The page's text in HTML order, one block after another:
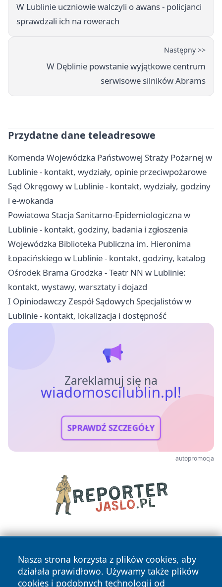
W Lublinie uczniowie walczyli o awans - policjanci
sprawdzali ich na rowerach
Następny >>
W Dęblinie powstanie wyjątkowe centrum
serwisowe silników Abrams
Przydatne dane teleadresowe
Komenda Wojewódzka Państwowej Straży Pożarnej w
Lublinie - kontakt, wydziały, opinie przeciwpożarowe
Sąd Okręgowy w Lublinie - kontakt, wydziały, godziny
i e-wokanda
Powiatowa Stacja Sanitarno-Epidemiologiczna w
Lublinie - kontakt, godziny, badania i zgłoszenia
Wojewódzka Biblioteka Publiczna im. Hieronima
Łopacińskiego w Lublinie - kontakt, godziny, katalog
Ośrodek Brama Grodzka - Teatr NN w Lublinie:
kontakt, wystawy, warsztaty i dojazd
I Opiniodawczy Zespół Sądowych Specjalistów w
Lublinie - kontakt, lokalizacja i dostępność
Zareklamuj się na
wiadomoscilublin.pl!
SPRAWDŹ SZCZEGÓŁY
autopromocja
Nasza strona korzysta z plików cookies, aby
działała prawidłowo. Używamy także plików
cookies i podobnych technologii od